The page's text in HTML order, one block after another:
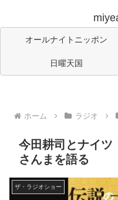
オールナイトニッポン
日曜天国
ホーム ラジオ
今田耕司とナイツ
さんまを語る
ザ・ラジオショー